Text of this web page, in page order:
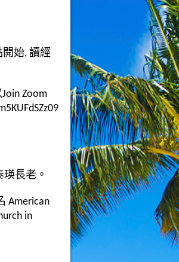
開始, 讀經
Zoom
長老。
American
in